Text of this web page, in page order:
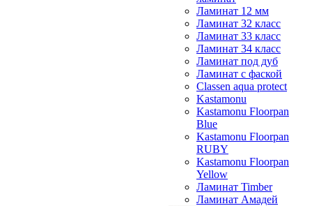
Ламинат 12 мм
Ламинат 32 класс
Ламинат 33 класс
Ламинат 34 класс
Ламинат под дуб
Ламинат с фаской
Classen aqua protect
Kastamonu
Kastamonu Floorpan
Blue
Kastamonu Floorpan
RUBY
Kastamonu Floorpan
Yellow
Ламинат Timber
Ламинат Амадей